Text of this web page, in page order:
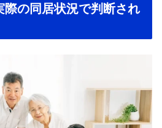
際の同居状況で判断され